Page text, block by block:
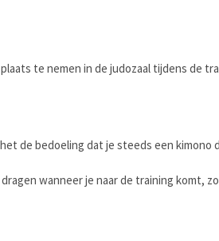
te nemen in de judozaal tijdens de
de bedoeling dat je steeds een kimono
wanneer je naar de training komt,